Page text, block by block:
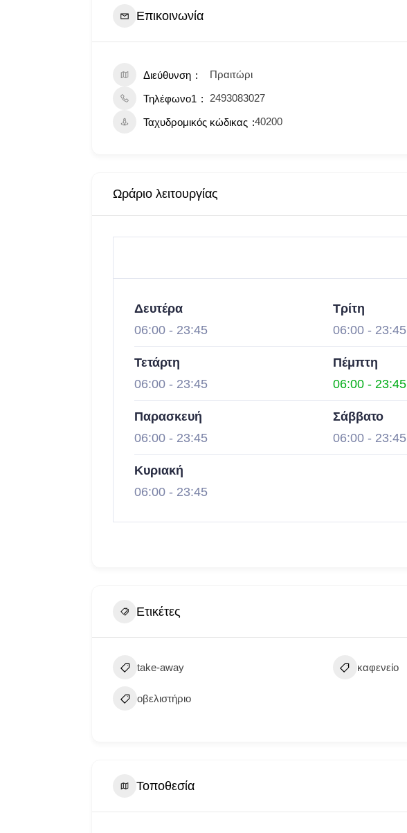
Επικοινωνία
Διεύθυνση Πραιτώρι
Τηλέφωνο1 2493083027
Ταχυδρομικός κώδικας 40200
Ωράριο λειτουργίας
Δευτέρα
06:00 - 23:45
Τρίτη
06:00 - 23:45
Τετάρτη
06:00 - 23:45
Πέμπτη
06:00 -23:45
Παρασκευή
06:00 - 23:45
Σάββατο
06:00 - 23:45
Κυριακή
06:00 - 23:45
Ετικέτες
take-away καφενείο
οβελιστήριο
Τοποθεσία